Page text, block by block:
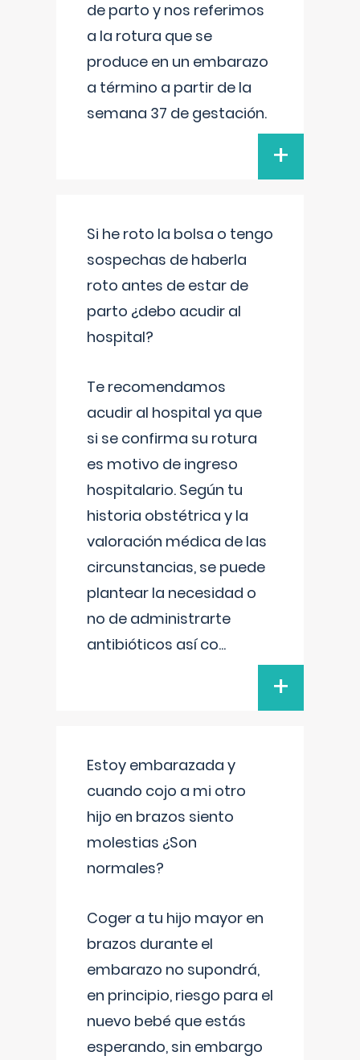
de parto y nos referimos
a la rotura que se
produce en un embarazo
a término a partir de la
semana 37 de gestación.
+
Si he roto la bolsa o tengo
sospechas de haberla
roto antes de estar de
parto ¿debo acudir al
hospital?
Te recomendamos
acudir al hospital ya que
si se confirma su rotura
es motivo de ingreso
hospitalario. Según tu
historia obstétrica y la
valoración médica de las
circunstancias, se puede
plantear la necesidad o
no de administrarte
antibióticos así co...
+
Estoy embarazada y
cuando cojo a mi otro
hijo en brazos siento
molestias ¿Son
normales?
Coger a tu hijo mayor en
brazos durante el
embarazo no supondrá,
en principio, riesgo para el
nuevo bebé que estás
esperando, sin embargo